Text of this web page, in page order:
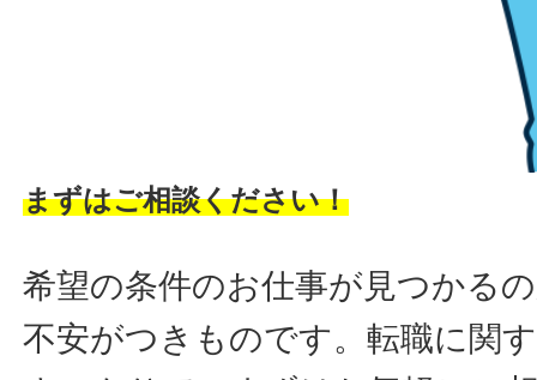
まずはご相談ください！
希望の条件のお仕事が見つかる
不安がつきものです。転職に関